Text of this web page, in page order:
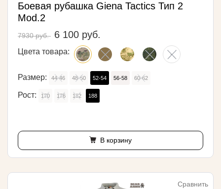
Боевая рубашка Giena Tactics Тип 2
Mod.2
7930 руб. 6 100 руб.
Цвета товара:
Размер: 44-46 48-50 52-54 56-58 60-62
Рост: 170 176 182 188
В корзину
Сравнить